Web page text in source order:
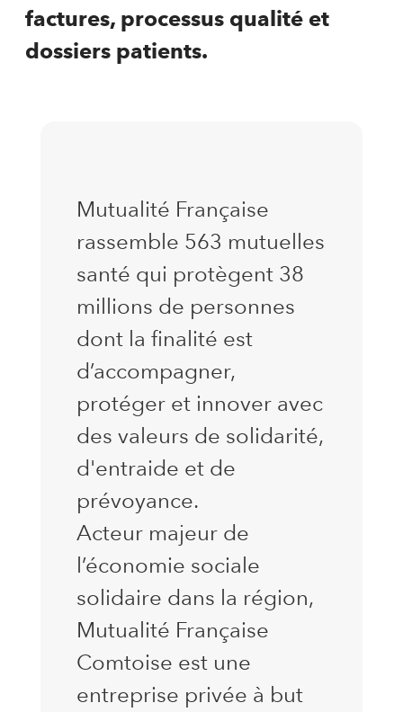
factures, processus qualité et
dossiers patients.
Mutualité Française
rassemble 563 mutuelles
santé qui protègent 38
millions de personnes
dont la finalité est
d’accompagner,
protéger et innover avec
des valeurs de solidarité,
d'entraide et de
prévoyance.
Acteur majeur de
l’économie sociale
solidaire dans la région,
Mutualité Française
Comtoise est une
entreprise privée à but